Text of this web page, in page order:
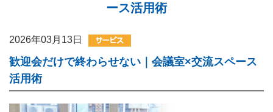
ース活用術
2026年03月13日
歓迎会だけで終わらせない｜会議室×交流スペース
活用術